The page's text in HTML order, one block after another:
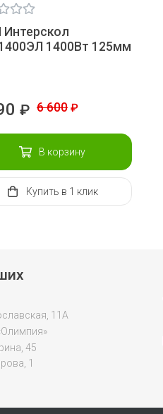
1400Вт 125мм
₽ 6 600 ₽
В корзину
Купить в 1 клик
11А
45
1